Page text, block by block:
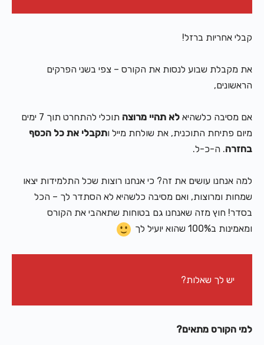
קבלי אחריות ברזל!
את מקבלת שבוע לנסות את הקורס – צפי בשני הפרקים
הראשונים,
אם מסיבה כלשהיא לא תהיי מרוצה
תוכלי להתחרט תוך 7 ימים
מיום פתיחת התוכנית, את שולחת מייל ותקבלי את כל הכסף
בחזרה. ה-כ-ל.
למה אנחנו עושים את זה? כי אנחנו רוצות שכל התלמידות יצאו
שמחות ומרוצות, ואם מסיבה כלשהיא לא הסתדר לך – הכל
בסדר! חוץ מזה שאנחנו גם בטוחות שתאהבי את הקורס
ומאמינות ב100% שהוא יועיל לך
יש לך שאלות?
למי הקורס מתאים?